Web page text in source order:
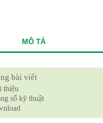
MÔ TẢ
bài viết
thiệu
số kỹ thuật